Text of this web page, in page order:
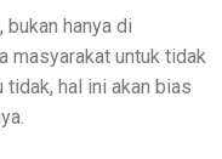
bukan hanya di
masyarakat untuk tidak
tidak, hal ini akan bias